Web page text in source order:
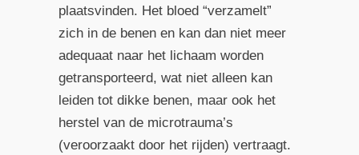
plaatsvinden. Het bloed “verzamelt”
zich in de benen en kan dan niet meer
adequaat naar het lichaam worden
getransporteerd, wat niet alleen kan
leiden tot dikke benen, maar ook het
herstel van de microtrauma’s
(veroorzaakt door het rijden) vertraagt.